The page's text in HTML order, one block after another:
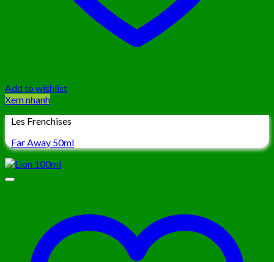
Add to wishlist
Xem nhanh
Les Frenchises
Far Away 50ml